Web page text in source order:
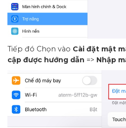
Tiếp đó Chọn vào Cài đặt mật
cập được hướng dẫn => Nhập